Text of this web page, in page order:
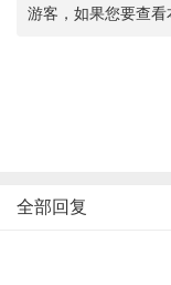
游客，如果您要查
全部回复